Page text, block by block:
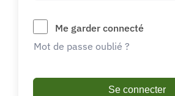
Me garder connecté
Mot de passe oublié ?
Se connecter